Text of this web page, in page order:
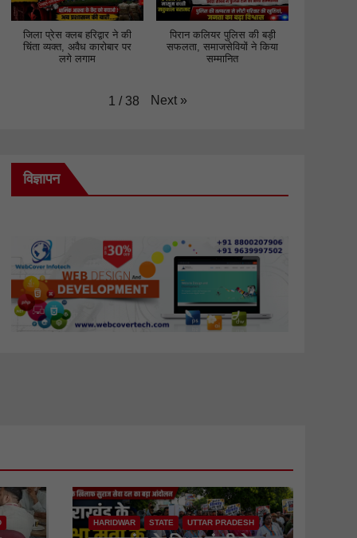
जिला प्रेस क्लब हरिद्वार ने की
चिंता व्यक्त, अवैध कारोबार पर
लगे लगाम
पिरान कलियर पुलिस की बड़ी
सफलता, समाजसेवियों ने किया
सम्मानित
1 / 38 Next »
विज्ञापन
HARIDWAR STATE UTTAR PRADESH